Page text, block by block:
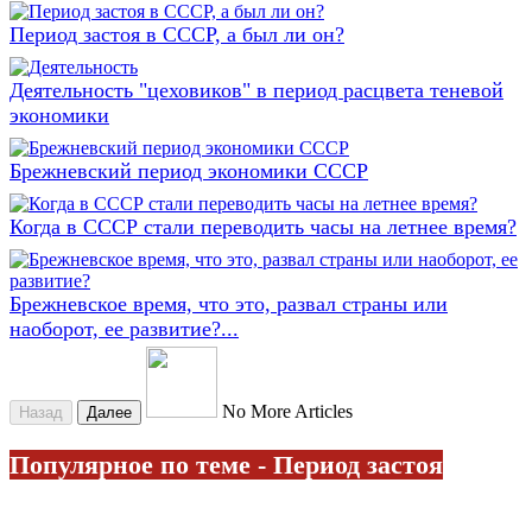
Период застоя в СССР, а был ли он?
Деятельность "цеховиков" в период расцвета теневой
экономики
Брежневский период экономики СССР
Когда в СССР стали переводить часы на летнее время?
Брежневское время, что это, развал страны или
наоборот, ее развитие?...
Назад Далее No More Articles
Популярное по теме - Период застоя